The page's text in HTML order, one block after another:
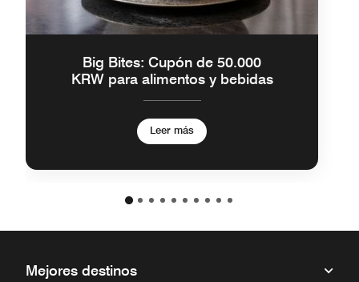
Big Bites: Cupón de 50.000
KRW para alimentos y bebidas
Leer más
Mejores destinos